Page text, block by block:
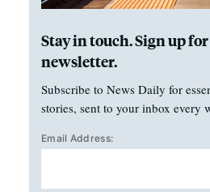
Stay in touch. Sign up
newsletter.
Subscribe to News Daily for
stories, sent to your inbox every
Email Address: